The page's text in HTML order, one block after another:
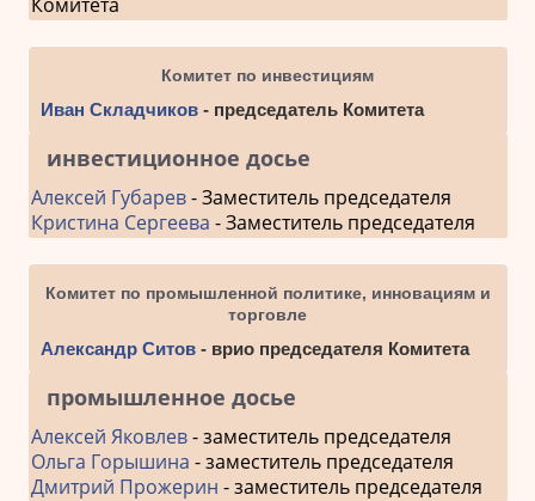
Комитет по инвестициям
Иван Складчиков- председатель Комитета
инвестиционное досье
Алексей Губарев- Заместитель председателя
Кристина Сергеева - Заместитель председателя
Комитет по промышленной политике, инновациям и
торговле
Александр Ситов- врио председателя Комитета
промышленное досье
Алексей Яковлев- заместитель председателя
Ольга Горышина - заместитель председателя
Дмитрий Прожерин - заместитель председателя